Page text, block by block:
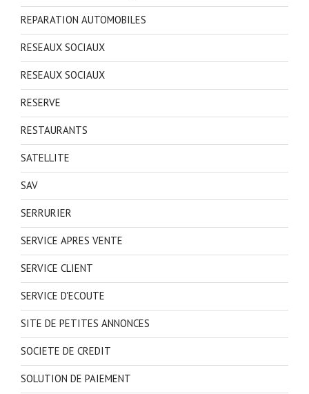
REPARATION AUTOMOBILES
RESEAUX SOCIAUX
RESEAUX SOCIAUX
RESERVE
RESTAURANTS
SATELLITE
SAV
SERRURIER
SERVICE APRES VENTE
SERVICE CLIENT
SERVICE D'ECOUTE
SITE DE PETITES ANNONCES
SOCIETE DE CREDIT
SOLUTION DE PAIEMENT